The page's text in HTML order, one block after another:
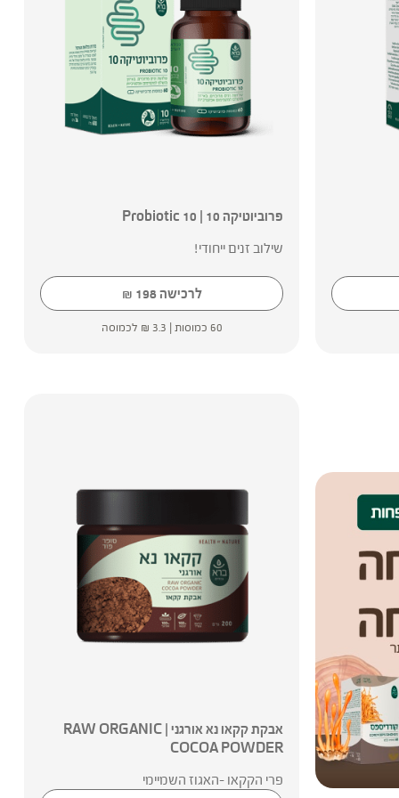
פרוביוטיקה 10 | 10 Probiotic
שילוב זנים ייחודי!
לרכישה ₪ 198
60 כמוסות | ₪ 3.3 לכמוסה
אבקת קקאו נא אורגני | RAW ORGANIC
COCOA POWDER
פרי הקקאו -האגוז השמיימי